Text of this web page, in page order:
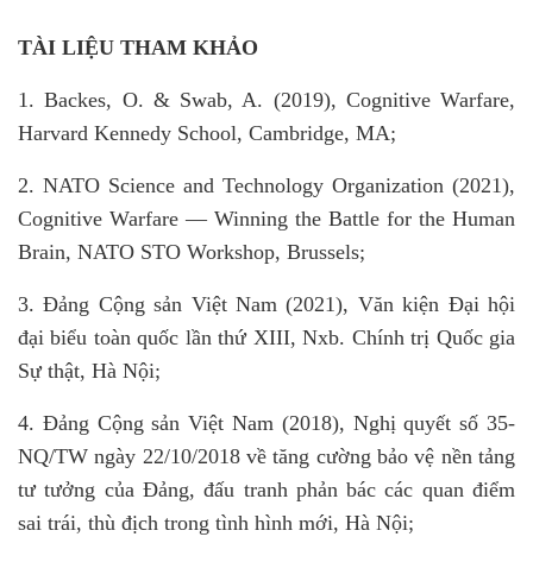
TÀI LIỆU THAM KHẢO
1. Backes, O. & Swab, A. (2019), Cognitive Warfare,
Harvard Kennedy School, Cambridge, MA;
2. NATO Science and Technology Organization (2021),
Cognitive Warfare — Winning the Battle for the Human
Brain, NATO STO Workshop, Brussels;
3. Đảng Cộng sản Việt Nam (2021), Văn kiện Đại hội
đại biểu toàn quốc lần thứ XIII, Nxb. Chính trị Quốc gia
Sự thật, Hà Nội;
4. Đảng Cộng sản Việt Nam (2018), Nghị quyết số 35-
NQ/TW ngày 22/10/2018 về tăng cường bảo vệ nền tảng
tư tưởng của Đảng, đấu tranh phản bác các quan điểm
sai trái, thù địch trong tình hình mới, Hà Nội;